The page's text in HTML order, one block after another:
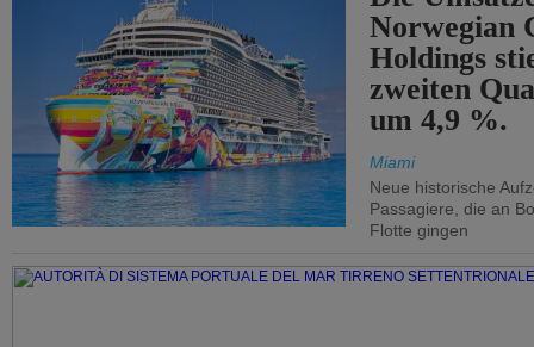
Norwegian
Holdings
zweiten
um 4,9 %.
Miami
Neue historische
Passagiere, die an
Flotte gingen